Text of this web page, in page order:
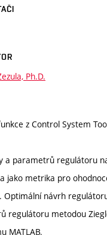
Ph.D.
z Control System
a parametrů regulátoru
jako metrika pro
Optimální návrh
regulátoru metodou
MATLAB.